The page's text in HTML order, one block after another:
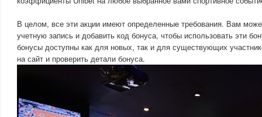
В целом, все эти акции имеют определенные требования. Вам
учетную запись и добавить код бонуса, чтобы использовать эти
бонусы доступны как для новых, так и для существующих
на сайт и проверить детали бонуса.